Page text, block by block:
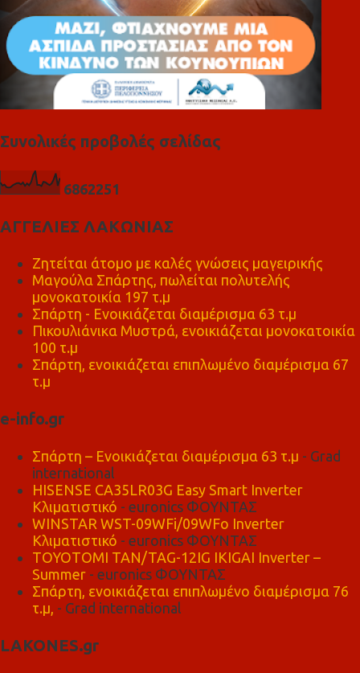
Συνολικές προβολές σελίδας
6862251
ΑΓΓΕΛΙΕΣ ΛΑΚΩΝΙΑΣ
Ζητείται άτομο με καλές γνώσεις μαγειρικής
Μαγούλα Σπάρτης, πωλείται πολυτελής
μονοκατοικία 197 τ.μ
Σπάρτη - Ενοικιάζεται διαμέρισμα 63 τ.μ
Πικουλιάνικα Μυστρά, ενοικιάζεται μονοκατοικία
100 τ.μ
Σπάρτη, ενοικιάζεται επιπλωμένο διαμέρισμα 67
τ.μ
e-info.gr
Σπάρτη – Ενοικιάζεται διαμέρισμα 63 τ.μ - Grad
international
HISENSE CA35LR03G Easy Smart Inverter
Κλιματιστικό - euronics ΦΟΥΝΤΑΣ
WINSTAR WST-09WFi/09WFo Inverter
Κλιματιστικό - euronics ΦΟΥΝΤΑΣ
TOYOTOMI TAN/TAG-12IG IKIGAI Inverter –
Summer - euronics ΦΟΥΝΤΑΣ
Σπάρτη, ενοικιάζεται επιπλωμένο διαμέρισμα 76
τ.μ, - Grad international
LAKONES.gr